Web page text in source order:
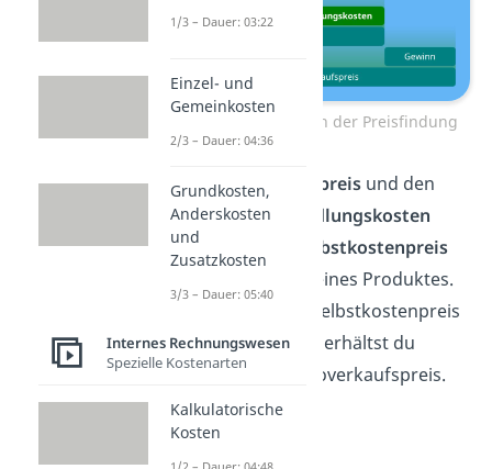
Handlungskosten in der Preisfindung
Aus demEinkaufspreisund den
berechneten
Handlungskosten
ergibt sich der
Selbstkostenpreis
eines Produktes.
Addierst du zum Selbstkostenpreis
noch den Gewinn, erhältst du
dadurch den Nettoverkaufspreis.
1/3 – Dauer: 03:22
Einzel- und
Gemeinkosten
2/3 – Dauer: 04:36
Grundkosten,
Anderskosten
und
Zusatzkosten
3/3 – Dauer: 05:40
Internes Rechnungswesen
Spezielle Kostenarten
Kalkulatorische
Kosten